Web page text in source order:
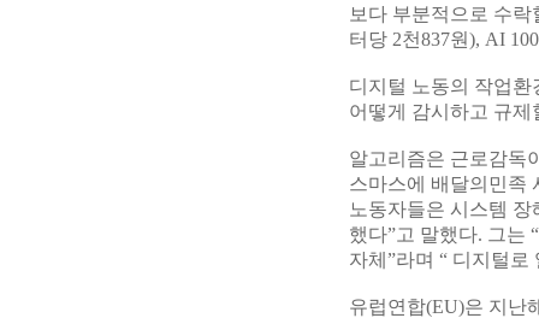
보다 부분적으로 수
터당 2천837원), AI
디지털 노동의 작업환
어떻게 감시하고 규제
알고리즘은 근로감독
스마스에 배달의민족
노동자들은 시스템
했다”고 말했다. 그는
자체”라며 “ 디지털로
유럽연합(EU)은 지난